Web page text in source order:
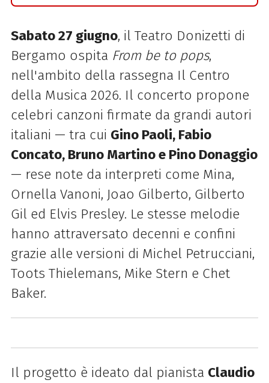
Sabato 27 giugno, il Teatro Donizetti di
Bergamo ospita From be to pops,
nell'ambito della rassegna Il Centro
della Musica 2026. Il concerto propone
celebri canzoni firmate da grandi autori
italiani — tra cui Gino Paoli, Fabio
Concato, Bruno Martino e Pino Donaggio
— rese note da interpreti come Mina,
Ornella Vanoni, Joao Gilberto, Gilberto
Gil ed Elvis Presley. Le stesse melodie
hanno attraversato decenni e confini
grazie alle versioni di Michel Petrucciani,
Toots Thielemans, Mike Stern e Chet
Baker.
Il progetto è ideato dal pianista Claudio